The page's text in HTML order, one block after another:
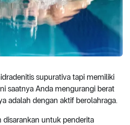
supurativa tapi memiliki
saatnya Anda mengurangi berat
adalah dengan aktif berolahraga.
disarankan untuk penderita